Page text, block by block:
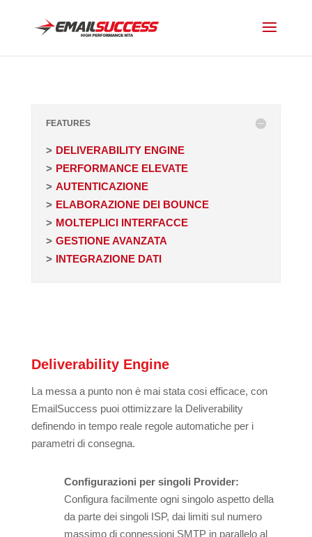
FEATURES
DELIVERABILITY ENGINE
PERFORMANCE ELEVATE
AUTENTICAZIONE
ELABORAZIONE DEI BOUNCE
MOLTEPLICI INTERFACCE
GESTIONE AVANZATA
INTEGRAZIONE DATI
Deliverability Engine
La messa a punto non è mai stata cosi efficace, con
EmailSuccess puoi ottimizzare la Deliverability
definendo in tempo reale regole automatiche per i
parametri di consegna.
Configurazioni per singoli Provider:
Configura facilmente ogni singolo aspetto della
da parte dei singoli ISP, dai limiti sul numero
massimo di connessioni SMTP in parallelo al